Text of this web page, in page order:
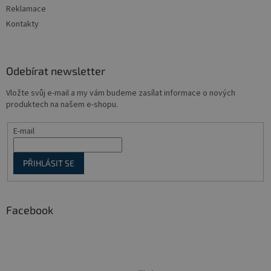
Reklamace
Kontakty
Odebírat newsletter
Vložte svůj e-mail a my vám budeme zasílat informace o nových
produktech na našem e-shopu.
E-mail
PŘIHLÁSIT SE
Facebook